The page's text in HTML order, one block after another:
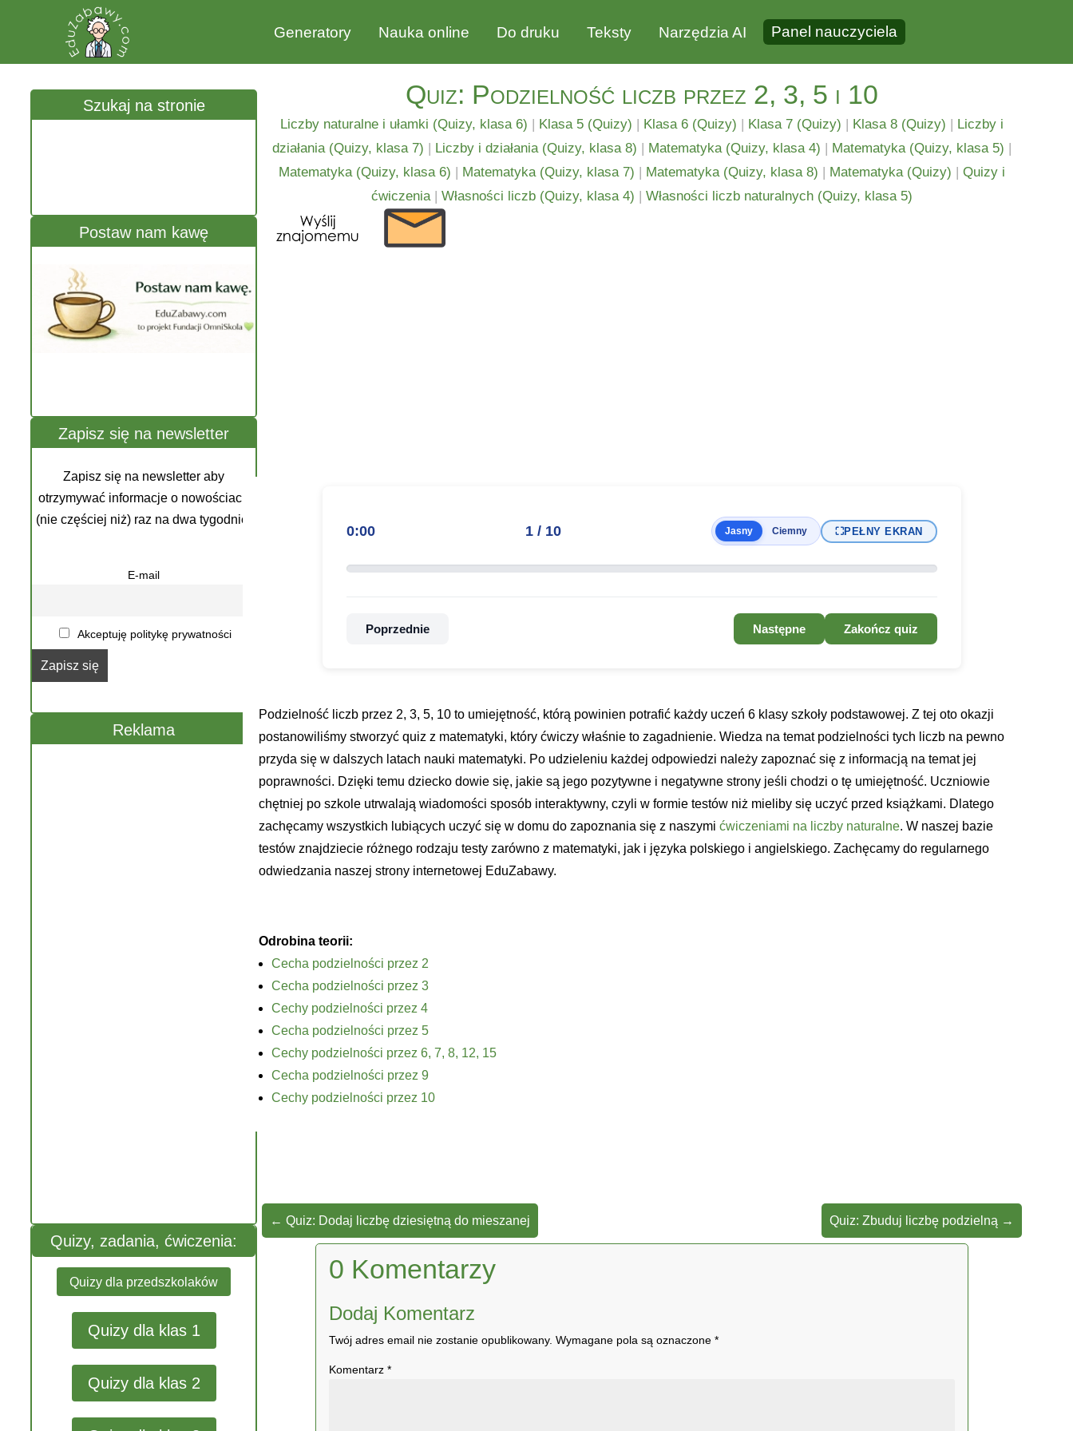
Generatory Nauka online Do druku Teksty Narzędzia AI Panel nauczyciela
Szukaj na stronie
Postaw nam kawę
Zapisz się na newsletter
Zapisz się na newsletter aby
otrzymywać informacje o nowościach
(nie częściej niż) raz na dwa tygodnie.
E-mail
Akceptuję politykę prywatności
Reklama
Quizy, zadania, ćwiczenia:
Quizy dla przedszkolaków
Quizy dla klas 1
Quizy dla klas 2
Quiz: Podzielność liczb przez 2, 3, 5 i 10
Liczby naturalne i ułamki (Quizy, klasa 6) | Klasa 5 (Quizy) | Klasa 6 (Quizy) | Klasa 7 (Quizy) | Klasa 8 (Quizy) | Liczby i
działania (Quizy, klasa 7) | Liczby i działania (Quizy, klasa 8) | Matematyka (Quizy, klasa 4) | Matematyka (Quizy, klasa 5) |
Matematyka (Quizy, klasa 6) | Matematyka (Quizy, klasa 7) | Matematyka (Quizy, klasa 8) | Matematyka (Quizy) | Quizy i
ćwiczenia| Własności liczb (Quizy, klasa 4) | Własności liczb naturalnych (Quizy, klasa 5)
0:00 1/ 10 Jasny Ciemny ⛶PEŁNY EKRAN
Poprzednie Następne Zakończ quiz
Podzielność liczb przez 2, 3, 5, 10 to umiejętność, którą powinien potrafić każdy uczeń 6 klasy szkoły podstawowej. Z tej oto okazji
postanowiliśmy stworzyć quiz z matematyki, który ćwiczy właśnie to zagadnienie. Wiedza na temat podzielności tych liczb na pewno
przyda się w dalszych latach nauki matematyki. Po udzieleniu każdej odpowiedzi należy zapoznać się z informacją na temat jej
poprawności. Dzięki temu dziecko dowie się, jakie są jego pozytywne i negatywne strony jeśli chodzi o tę umiejętność. Uczniowie
chętniej po szkole utrwalają wiadomości sposób interaktywny, czyli w formie testów niż mieliby się uczyć przed książkami. Dlatego
zachęcamy wszystkich lubiących uczyć się w domu do zapoznania się z naszymićwiczeniami na liczby naturalne. W naszej bazie
testów znajdziecie różnego rodzaju testy zarówno z matematyki, jak i języka polskiego i angielskiego. Zachęcamy do regularnego
odwiedzania naszej strony internetowej EduZabawy.
Odrobina teorii:
Cecha podzielności przez 2
Cecha podzielności przez 3
Cechy podzielności przez 4
Cecha podzielności przez 5
Cechy podzielności przez 6, 7, 8, 12, 15
Cecha podzielności przez 9
Cechy podzielności przez 10
← Quiz: Dodaj liczbę dziesiętną do mieszanej Quiz: Zbuduj liczbę podzielną →
0 Komentarzy
Dodaj Komentarz
Twój adres email nie zostanie opublikowany. Wymagane pola są oznaczone *
Komentarz *